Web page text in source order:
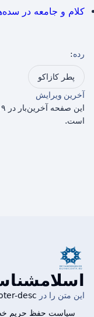
کلام و جامعه در
رده:
پطر کازاکو
آخرین ویرایش
است.
این متن را در desc
سیاست حفظ حریم